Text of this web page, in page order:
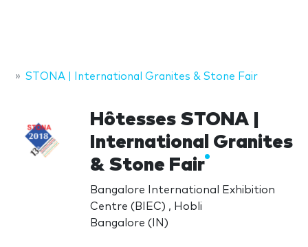
STONA | International Granites & Stone Fair
Hôtesses STONA |
International Granites
& Stone Fair
Bangalore International Exhibition
Centre (BIEC) , Hobli
Bangalore (IN)